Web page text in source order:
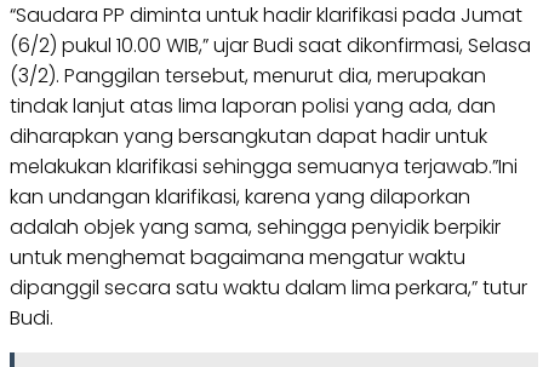
“Saudara PP diminta untuk hadir klarifikasi pada Jumat
(6/2) pukul 10.00 WIB,” ujar Budi saat dikonfirmasi, Selasa
(3/2). Panggilan tersebut, menurut dia, merupakan
tindak lanjut atas lima laporan polisi yang ada, dan
diharapkan yang bersangkutan dapat hadir untuk
melakukan klarifikasi sehingga semuanya terjawab.”Ini
kan undangan klarifikasi, karena yang dilaporkan
adalah objek yang sama, sehingga penyidik berpikir
untuk menghemat bagaimana mengatur waktu
dipanggil secara satu waktu dalam lima perkara,” tutur
Budi.